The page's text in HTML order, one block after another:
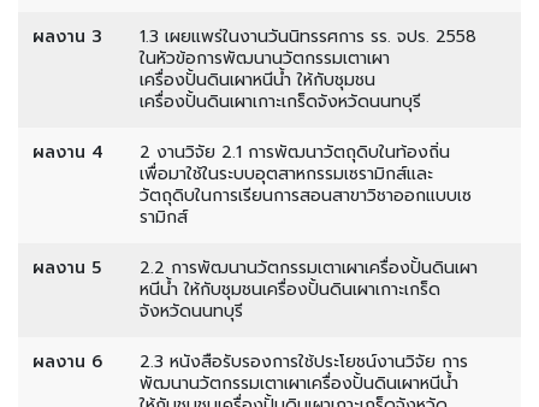
ผลงาน 3
1.3 เผยแพร่ในงานวันนิทรรศการ รร. จปร. 2558
ในหัวข้อการพัฒนานวัตกรรมเตาเผา
เครื่องปั้นดินเผาหนีน้ำ ให้กับชุมชน
เครื่องปั้นดินเผาเกาะเกร็ดจังหวัดนนทบุรี
ผลงาน 4
2 งานวิจัย 2.1 การพัฒนาวัตถุดิบในท้องถิ่น
เพื่อมาใช้ในระบบอุตสาหกรรมเซรามิกส์และ
วัตถุดิบในการเรียนการสอนสาขาวิชาออกแบบเซ
รามิกส์
ผลงาน 5
2.2 การพัฒนานวัตกรรมเตาเผาเครื่องปั้นดินเผา
หนีน้ำ ให้กับชุมชนเครื่องปั้นดินเผาเกาะเกร็ด
จังหวัดนนทบุรี
ผลงาน 6
2.3 หนังสือรับรองการใช้ประโยชน์งานวิจัย การ
พัฒนานวัตกรรมเตาเผาเครื่องปั้นดินเผาหนีน้ำ